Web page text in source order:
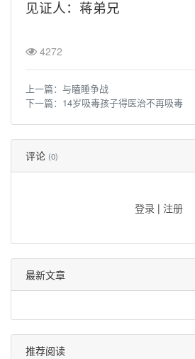
见证人：蒋弟兄
4272
上一篇： 与瞌睡争战
下一篇： 14岁吸毒孩子得医治不再吸毒
评论 (0)
登录 | 注册
最新文章
推荐阅读